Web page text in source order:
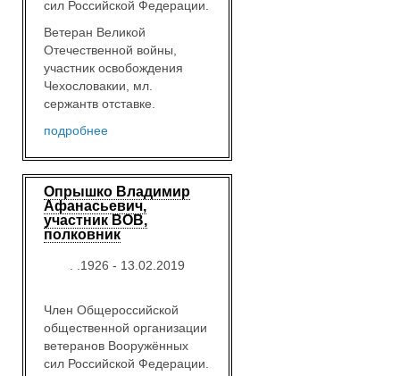
сил Российской Федерации.
Ветеран Великой
Отечественной войны,
участник освобождения
Чехословакии, мл.
сержантв отставке.
подробнее
Опрышко Владимир
Афанасьевич,
участник ВОВ,
полковник
. .1926 - 13.02.2019
Член Общероссийской
общественной организации
ветеранов Вооружённых
сил Российской Федерации.